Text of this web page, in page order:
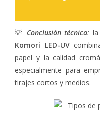
💡 Conclusión técnica:
Komori LED-UV
papel y la calidad
especialmente para
tirajes cortos y medios.